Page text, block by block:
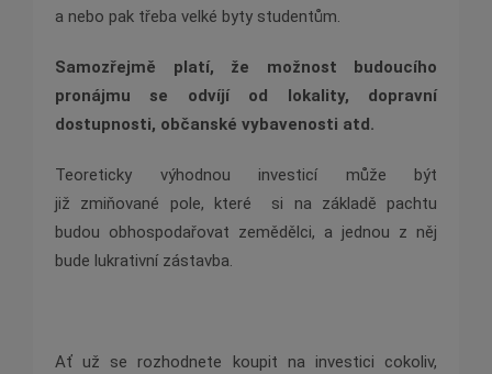
a nebo pak třeba velké byty studentům.
Samozřejmě platí, že možnost budoucího
pronájmu se odvíjí od lokality, dopravní
dostupnosti, občanské vybavenosti atd.
Teoreticky výhodnou investicí může být
již zmiňované pole, které si na základě pachtu
budou obhospodařovat zemědělci, a jednou z něj
bude lukrativní zástavba.
Ať už se rozhodnete koupit na investici cokoliv,